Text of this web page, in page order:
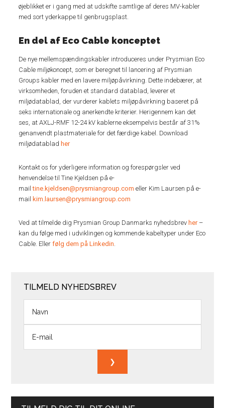
øjeblikket er i gang med at udskifte samtlige af deres MV-kabler
med sort yderkappe til genbrugsplast.
En del af Eco Cable konceptet
De nye mellemspændingskabler introduceres under Prysmian Eco
Cable miljøkoncept, som er beregnet til lancering af Prysmian
Groups kabler med en lavere miljøpåvirkning. Dette indebærer, at
virksomheden, foruden et standard datablad, leverer et
miljødatablad, der vurderer kablets miljøpåvirkning baseret på
seks internationale og anerkendte kriterier. Herigennem kan det
ses, at AXLJ-RMF 12-24 kV kablerne eksempelvis består af 31%
genanvendt plastmateriale for det færdige kabel. Download
miljødatabladher
Kontakt os for yderligere information og forespørgsler ved
henvendelse til Tine Kjeldsen på e-
mailtine.kjeldsen@prysmiangroup.com eller Kim Laursen på e-
mailkim.laursen@prysmiangroup.com
Ved at tilmelde dig Prysmian Group Danmarks nyhedsbrevher–
kan du følge med i udviklingen og kommende kabeltyper under Eco
Cable. Ellerfølg dem på Linkedin
TILMELD NYHEDSBREV